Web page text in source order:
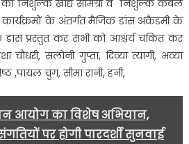
पब्लिक
स्कूल
में
मनाया
दीपावली
महोत्सव,
को निशुल्क खाद्य सामग्री व निशुल्क कंबल
के अंतर्गत मैजिक डांस अकैडमी के
प्रस्तुत कर सभी को आश्चर्य चकित कर
सलोनी गुप्ता, दिव्या त्यागी, भव्या
,पायल चुग, सीमा रानी, हनी,
आयोग का विशेष अभियान,
पर होगी पारदर्शी सुनवाई